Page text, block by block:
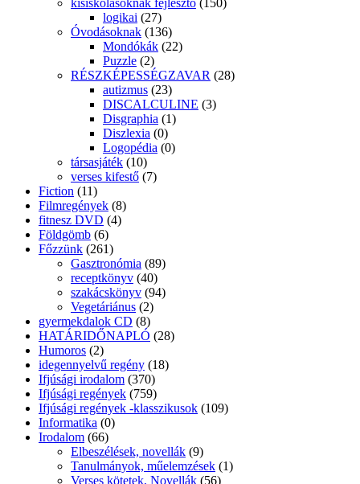
kisiskolásoknak fejlesztő (150)
logikai (27)
Óvodásoknak (136)
Mondókák (22)
Puzzle (2)
RÉSZKÉPESSÉGZAVAR (28)
autizmus (23)
DISCALCULINE (3)
Disgraphia (1)
Diszlexia (0)
Logopédia (0)
társasjáték (10)
verses kifestő (7)
Fiction (11)
Filmregények (8)
fitnesz DVD (4)
Földgömb (6)
Főzzünk (261)
Gasztronómia (89)
receptkönyv (40)
szakácskönyv (94)
Vegetáriánus (2)
gyermekdalok CD (8)
HATÁRIDŐNAPLÓ (28)
Humoros (2)
idegennyelvű regény (18)
Ifjúsági irodalom (370)
Ifjúsági regények (759)
Ifjúsági regények -klasszikusok (109)
Informatika (0)
Irodalom (66)
Elbeszélések, novellák (9)
Tanulmányok, műelemzések (1)
Verses kötetek, Novellák (56)